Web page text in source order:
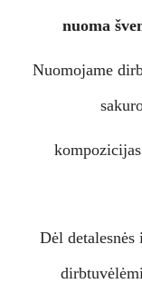
nuoma
Nuomojame
Dėl